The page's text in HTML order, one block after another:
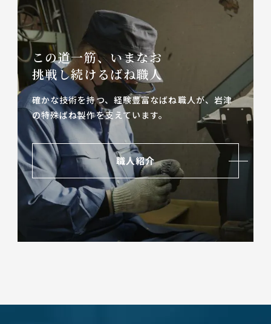
この道一筋、いまなお
挑戦し続けるばね職人
確かな技術を持つ、経験豊富なばね職人が、岩津
の特殊ばね製作を支えています。
職人紹介